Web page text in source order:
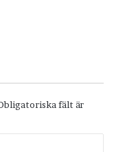
fält är